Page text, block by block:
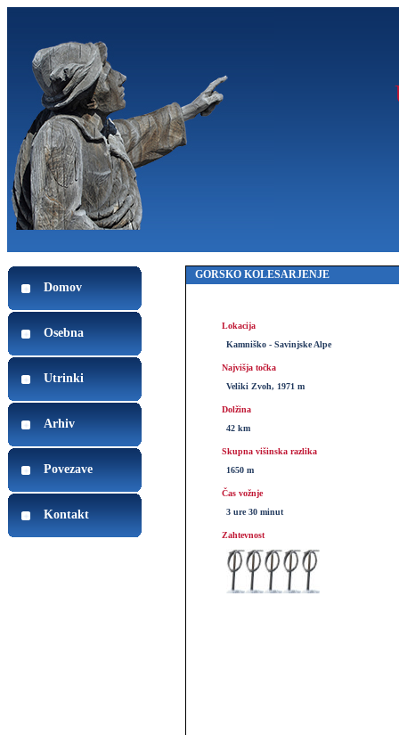
Domov
Osebna
Utrinki
Arhiv
Povezave
Kontakt
GORSKO KOLESARJENJE
Lokacija
Kamniško - Savinjske Alpe
Najvišja točka
Veliki Zvoh, 1971 m
Dolžina
42 km
Skupna višinska razlika
1650 m
Čas vožnje
3 ure 30 minut
Zahtevnost